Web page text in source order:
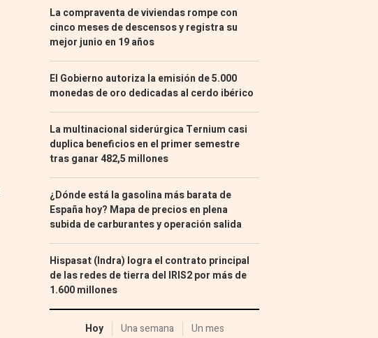
La compraventa de viviendas rompe con
cinco meses de descensos y registra su
mejor junio en 19 años
El Gobierno autoriza la emisión de 5.000
monedas de oro dedicadas al cerdo ibérico
La multinacional siderúrgica Ternium casi
duplica beneficios en el primer semestre
tras ganar 482,5 millones
¿Dónde está la gasolina más barata de
España hoy? Mapa de precios en plena
subida de carburantes y operación salida
Hispasat (Indra) logra el contrato principal
de las redes de tierra del IRIS2 por más de
1.600 millones
Hoy Una semana Un mes